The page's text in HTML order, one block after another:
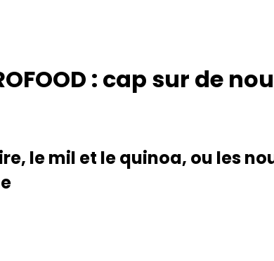
: cap sur de
le mil et le quinoa, ou les